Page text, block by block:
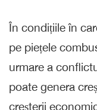
În condițiile în
pe piețele
urmare a
poate genera
creșterii